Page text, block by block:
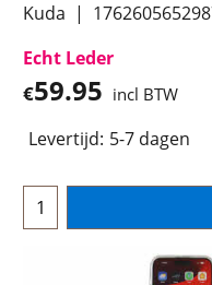
Kuda
Echt Leder
€59.95 incl BTW
Levertijd: 5-7 dagen